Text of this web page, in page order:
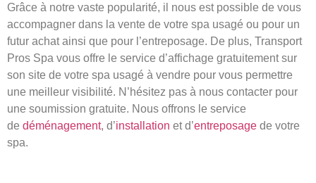
Grâce à notre vaste popularité, il nous est possible de vous
accompagner dans la vente de votre spa usagé ou pour un
futur achat ainsi que pour l’entreposage. De plus, Transport
Pros Spa vous offre le service d’affichage gratuitement sur
son site de votre spa usagé à vendre pour vous permettre
une meilleur visibilité. N’hésitez pas à nous contacter pour
une soumission gratuite. Nous offrons le service
de déménagement, d’installation et d’entreposage de votre
spa.